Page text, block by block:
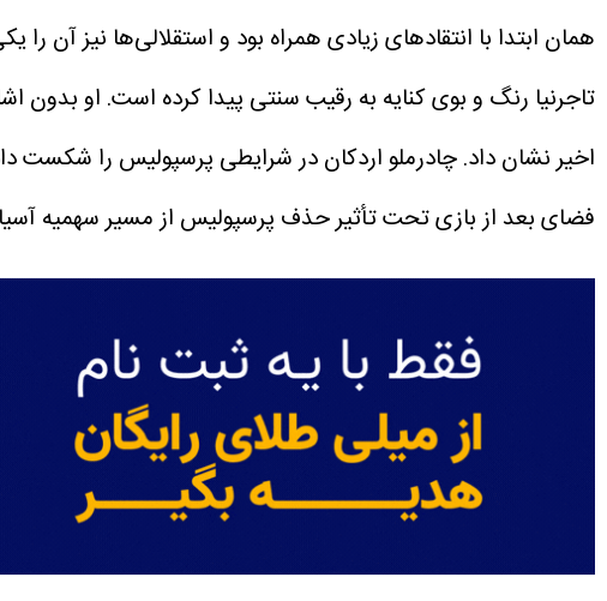
همان ابتدا با انتقادهای زیادی همراه بود و استقلالی‌ها نیز آن
تاجرنیا رنگ و بوی کنایه به رقیب سنتی پیدا کرده است. او بدون
اخیر نشان داد.چادرملو اردکان در شرایطی پرسپولیس را شکست
فضای بعد از بازی تحت تأثیر حذف پرسپولیس از مسیر سهمیه